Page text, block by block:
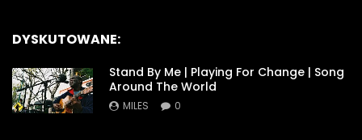
DYSKUTOWANE:
Stand By Me | Playing For Change | Song
Around The World
MILES 0